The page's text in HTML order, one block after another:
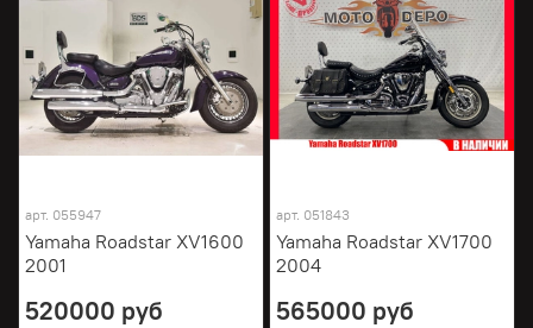
арт. 055947
Yamaha Roadstar XV1600
2001
520000 руб
арт. 051843
Yamaha Roadstar XV1700
2004
565000 руб